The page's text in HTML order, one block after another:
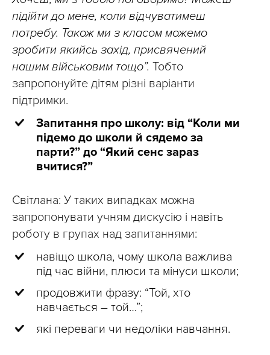
підійти до мене, коли відчуватимеш
потребу. Також ми з класом можемо
зробити якийсь захід, присвячений
нашим військовим тощо”. Тобто
запропонуйте дітям різні варіанти
підтримки.
Запитання про школу: від “Коли ми
підемо до школи й сядемо за
парти?” до “Який сенс зараз
вчитися?”
Світлана: У таких випадках можна
запропонувати учням дискусію і навіть
роботу в групах над запитаннями:
навіщо школа, чому школа важлива
під час війни, плюси та мінуси школи;
продовжити фразу: “Той, хто
навчається – той…”;
які переваги чи недоліки навчання.